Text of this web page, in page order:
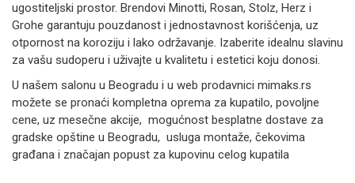
ugostiteljski prostor. Brendovi Minotti, Rosan, Stolz, Herz i
Grohe garantuju pouzdanost i jednostavnost korišćenja, uz
otpornost na koroziju i lako održavanje. Izaberite idealnu slavinu
za vašu sudoperu i uživajte u kvalitetu i estetici koju donosi.
U našem salonu u Beogradu i u web prodavnici mimaks.rs
možete se pronaći kompletna oprema za kupatilo, povoljne
cene, uz mesečne akcije, mogućnost besplatne dostave za
gradske opštine u Beogradu, usluga montaže, čekovima
građana i značajan popust za kupovinu celog kupatila